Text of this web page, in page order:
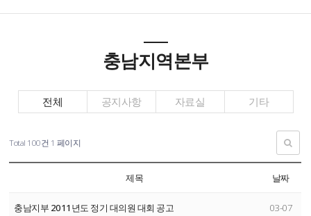
충남지역본부
전체 공지사항 자료실 기타
Total 100건 1 페이지
제목 날짜
충남지부 2011년도 정기 대의원 대회 공고 03-07